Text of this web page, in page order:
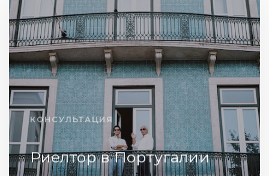
КОНСУЛЬТАЦИЯ
Риелтор в Португалии